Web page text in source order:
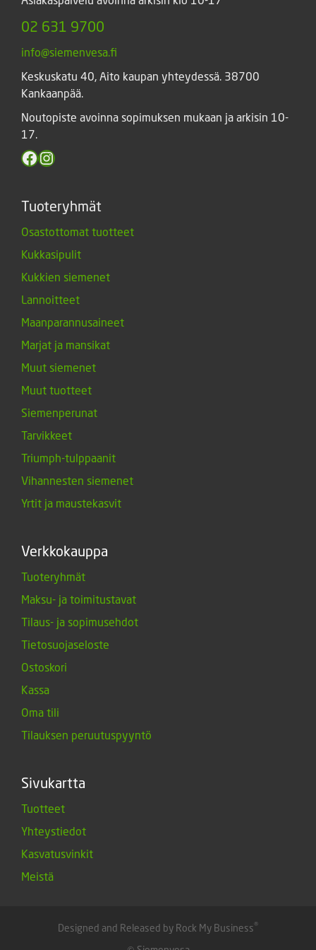
02 631 9700
info@siemenvesa.fi
Keskuskatu 40, Aito kaupan yhteydessä. 38700
Kankaanpää.
Noutopiste avoinna sopimuksen mukaan ja arkisin 10-
17.
Facebook
Instagram
Tuoteryhmät
Osastottomat tuotteet
Kukkasipulit
Kukkien siemenet
Lannoitteet
Maanparannusaineet
Marjat ja mansikat
Muut siemenet
Muut tuotteet
Siemenperunat
Tarvikkeet
Triumph-tulppaanit
Vihannesten siemenet
Yrtit ja maustekasvit
Verkkokauppa
Tuoteryhmät
Maksu- ja toimitustavat
Tilaus- ja sopimusehdot
Tietosuojaseloste
Ostoskori
Kassa
Oma tili
Tilauksen peruutuspyyntö
Sivukartta
Tuotteet
Yhteystiedot
Kasvatusvinkit
Meistä
Designed and Released by Rock My Business®